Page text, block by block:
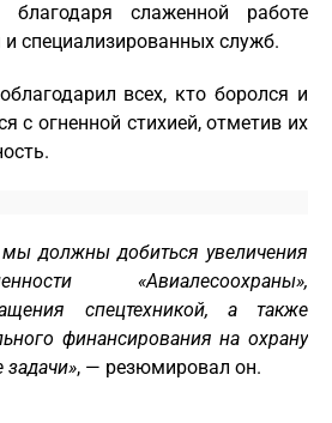
слаженной работе
и специализированных служб.
всех, кто боролся и
с огненной стихией, отметив их
должны добиться увеличения
«Авиалесоохраны»,
спецтехникой, а также
финансирования на охрану
, — резюмировал он.